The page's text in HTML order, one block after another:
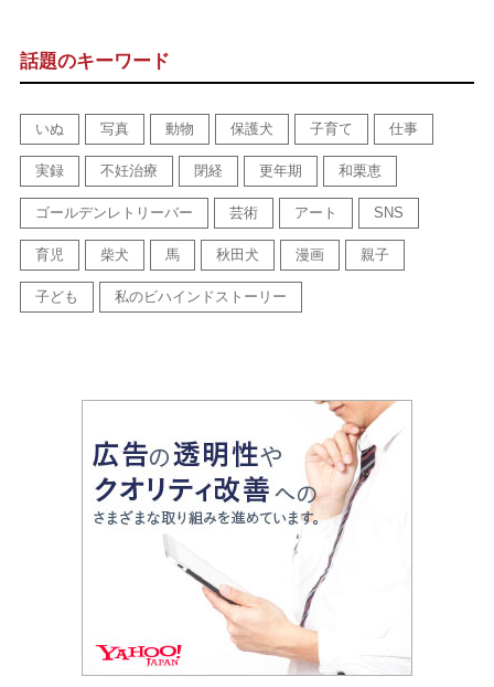
話題のキーワード
いぬ 写真 動物 保護犬 子育て 仕事
実録 不妊治療 閉経 更年期 和栗恵
ゴールデンレトリーバー 芸術 アート SNS
育児 柴犬 馬 秋田犬 漫画 親子
子ども 私のビハインドストーリー